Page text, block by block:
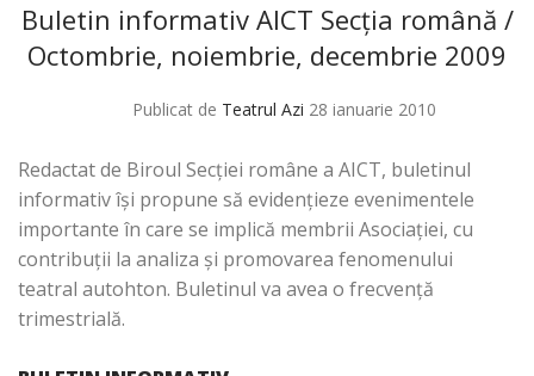
Buletin informativ AICT Secţia română /
Octombrie, noiembrie, decembrie 2009
Publicat de Teatrul Azi 28 ianuarie 2010
Redactat de Biroul Secţiei române a AICT, buletinul
informativ îşi propune să evidenţieze evenimentele
importante în care se implică membrii Asociaţiei, cu
contribuţii la analiza şi promovarea fenomenului
teatral autohton. Buletinul va avea o frecvenţă
trimestrială.